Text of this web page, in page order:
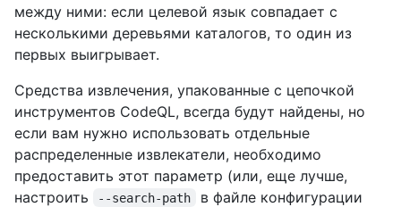
между ними: если целевой язык совпадает с
несколькими деревьями каталогов, то один из
первых выигрывает.
Средства извлечения, упакованные с цепочкой
инструментов CodeQL, всегда будут найдены, но
если вам нужно использовать отдельные
распределенные извлекатели, необходимо
предоставить этот параметр (или, еще лучше,
настроить
--search-path в файле конфигурации